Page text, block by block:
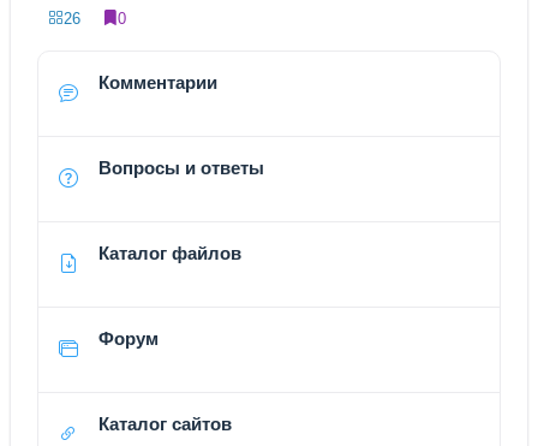
26 0
Комментарии
Вопросы и ответы
Каталог файлов
Форум
Каталог сайтов